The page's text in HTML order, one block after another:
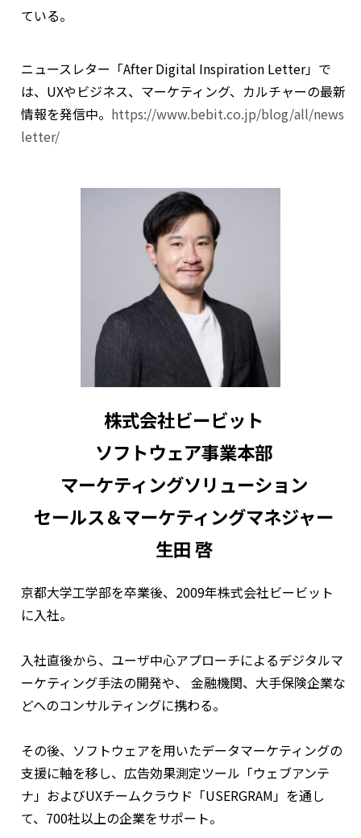
ている。
ニュースレター「After Digital Inspiration Letter」で
は、UXやビジネス、マーケティング、カルチャーの最新
情報を発信中。 https://www.bebit.co.jp/blog/all/news
letter/
株式会社ビービット
ソフトウェア事業本部
マーケティングソリューション
セールス＆マーケティングマネジャー
生田 啓
京都大学工学部を卒業後、2009年株式会社ビービット
に入社。
入社直後から、ユーザ中心アプローチによるデジタルマ
ーケティング手法の開発や、 金融機関、大手保険企業な
どへのコンサルティングに携わる。
その後、ソフトウェアを用いたデータマーケティングの
支援に軸を移し、広告効果測定ツール「ウェブアンテ
ナ」およびUXチームクラウド「USERGRAM」を通し
て、700社以上の企業をサポート。